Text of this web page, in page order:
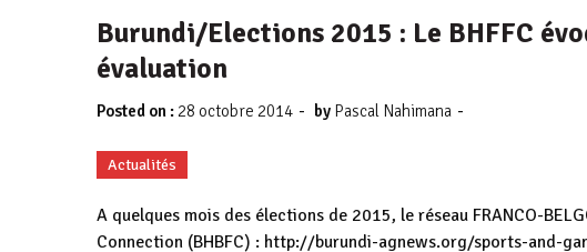
Burundi/Elections 2015 : Le BHFFC
évaluation
Posted on : 28 octobre 2014 - by Pascal Nahimana -
Actualités
A quelques mois des élections de 2015, le réseau FRANCO-
Connection (BHBFC) : http://burundi-agnews.org/sports-and-